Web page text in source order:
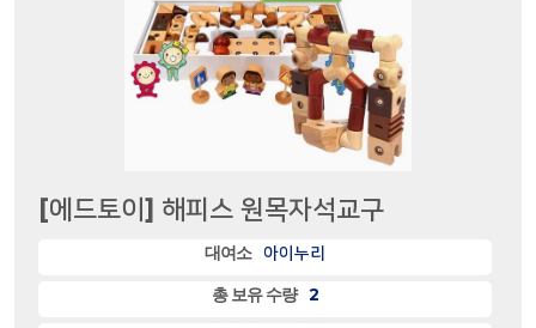
[에드토이] 해피스 원목자석교구
대여소 아이누리
총 보유 수량 2